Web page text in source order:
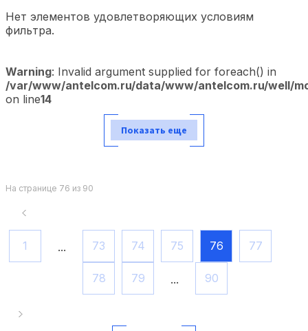
Нет элементов удовлетворяющих условиям
фильтра.
Warning: Invalid argument supplied for foreach() in
/var/www/antelcom.ru/data/www/antelcom.ru/well/
on line14
Показать еще
На странице 76 из 90
1 ... 73 74 75 76 77
78 79 ... 90